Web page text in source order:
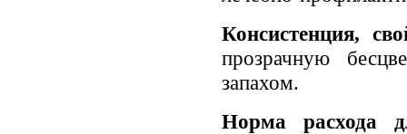
Консистенция,
прозрачную
запахом.
Норма расхода